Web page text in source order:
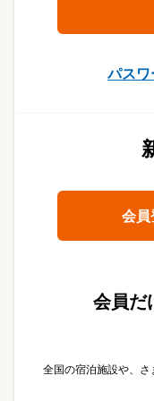
パスワ
会員
会員だ
全国の宿泊施設や、さ